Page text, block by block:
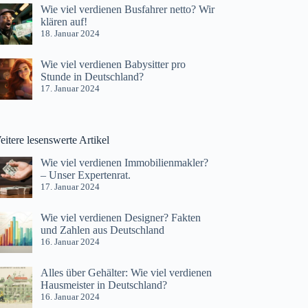
Wie viel verdienen Busfahrer netto? Wir
klären auf!
18. Januar 2024
Wie viel verdienen Babysitter pro
Stunde in Deutschland?
17. Januar 2024
lesenswerte Artikel
Wie viel verdienen Immobilienmakler?
– Unser Expertenrat.
17. Januar 2024
Wie viel verdienen Designer? Fakten
und Zahlen aus Deutschland
16. Januar 2024
Alles über Gehälter: Wie viel verdienen
Hausmeister in Deutschland?
16. Januar 2024